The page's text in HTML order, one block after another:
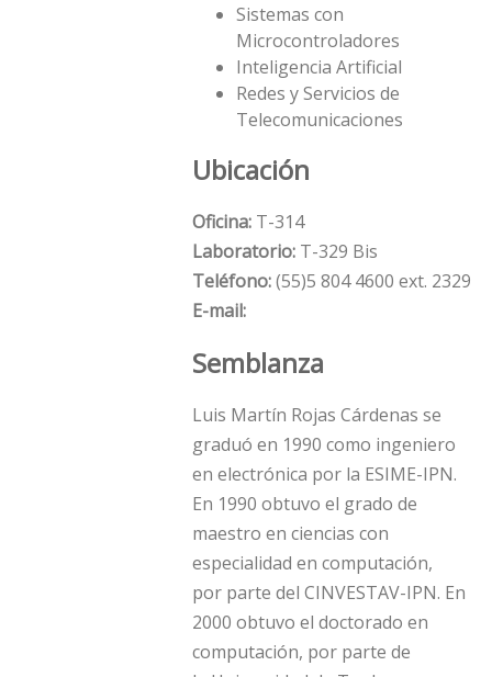
Sistemas con
Microcontroladores
Inteligencia Artificial
Redes y Servicios de
Telecomunicaciones
Ubicación
Oficina: T-314
Laboratorio: T-329 Bis
Teléfono:(55)5 804 4600 ext. 2329
E-mail:
Semblanza
Luis Martí­n Rojas Cárdenas se
graduó en 1990 como ingeniero
en electrónica por la ESIME-IPN.
En 1990 obtuvo el grado de
maestro en ciencias con
especialidad en computación,
por parte del CINVESTAV-IPN. En
2000 obtuvo el doctorado en
computación, por parte de